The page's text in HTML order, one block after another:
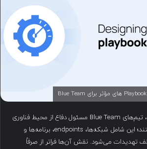
در حوزه‌ی امنیت سایبری، تیم‌های Blue Team مسئول دفاع از محیط فناوری
اطلاعات یک سازمان هستند؛ این شامل شبکه‌ها، endpoints، برنامه‌ها و
تهدیدات می‌شود. نقش آن‌ها فراتر از صرفاً